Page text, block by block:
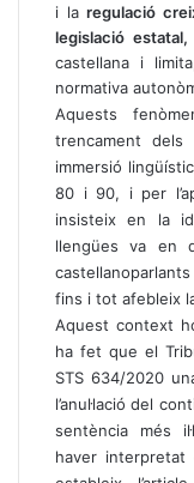
i laregulació
legislació estatal,
castellana i
normativa
Aquests
trencament
immersió
80 i 90, i per
insisteix en la
llengües va en
fins i tot afebleix
Aquest context
ha fet que el
STS 634/2020
l’anul·lació del
sentència més
haver